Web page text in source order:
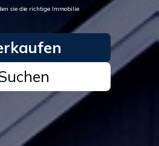
sie die richtige Immobilie